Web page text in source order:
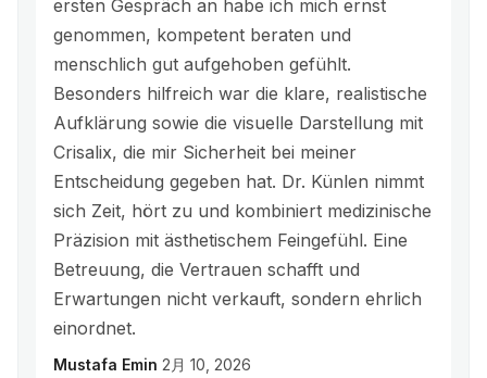
ersten Gespräch an habe ich mich ernst
genommen, kompetent beraten und
menschlich gut aufgehoben gefühlt.
Besonders hilfreich war die klare, realistische
Aufklärung sowie die visuelle Darstellung mit
Crisalix, die mir Sicherheit bei meiner
Entscheidung gegeben hat. Dr. Künlen nimmt
sich Zeit, hört zu und kombiniert medizinische
Präzision mit ästhetischem Feingefühl. Eine
Betreuung, die Vertrauen schafft und
Erwartungen nicht verkauft, sondern ehrlich
einordnet.
Mustafa Emin 2月 10, 2026